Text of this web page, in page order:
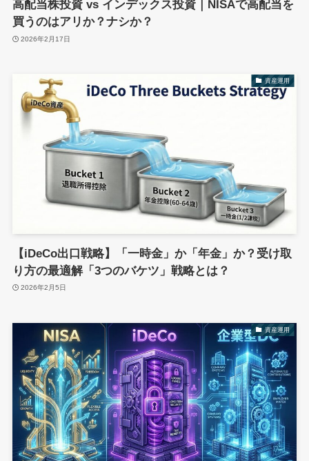
高配当株投資 vs インデックス投資｜NISAで高配当を
買うのはアリか？ナシか？
2026年2月17日
資産運用
【iDeCo出口戦略】「一時金」か「年金」か？受け取
り方の最適解「3つのバケツ」戦略とは？
2026年2月5日
資産運用